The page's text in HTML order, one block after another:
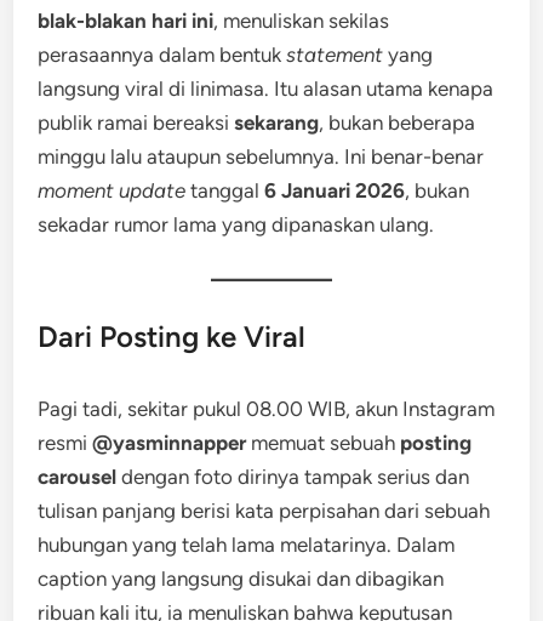
blak-blakan hari ini, menuliskan sekilas
perasaannya dalam bentukstatement yang
langsung viral di linimasa. Itu alasan utama kenapa
publik ramai bereaksisekarang, bukan beberapa
minggu lalu ataupun sebelumnya. Ini benar-benar
moment update tanggal6 Januari 2026, bukan
sekadar rumor lama yang dipanaskan ulang.
Dari Posting ke Viral
Pagi tadi, sekitar pukul 08.00 WIB, akun Instagram
resmi@yasminnappermemuat sebuah posting
carousel dengan foto dirinya tampak serius dan
tulisan panjang berisi kata perpisahan dari sebuah
hubungan yang telah lama melatarinya. Dalam
caption yang langsung disukai dan dibagikan
ribuan kali itu, ia menuliskan bahwa keputusan